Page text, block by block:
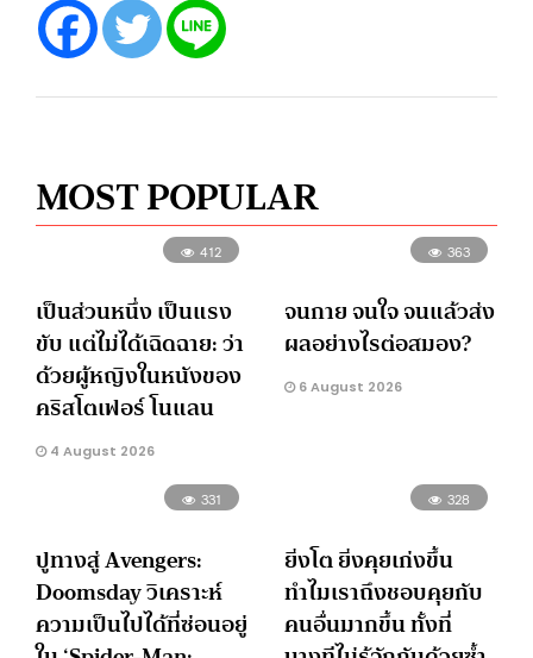
MOST POPULAR
412
เป็นส่วนหนึ่ง เป็นแรง
ขับ แต่ไม่ได้เฉิดฉาย: ว่า
ด้วยผู้หญิงในหนังของ
คริสโตเฟอร์ โนแลน
4 August 2026
363
จนกาย จนใจ จนแล้วส่ง
ผลอย่างไรต่อสมอง?
6 August 2026
331
ปูทางสู่ Avengers:
Doomsday วิเคราะห์
ความเป็นไปได้ที่ซ่อนอยู่
328
ยิ่งโต ยิ่งคุยเก่งขึ้น
ทำไมเราถึงชอบคุยกับ
คนอื่นมากขึ้น ทั้งที่